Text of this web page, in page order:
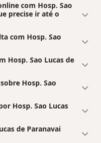
com Hosp. Sao
precise ir até o
com Hosp. Sao
Hosp. Sao Lucas de
Hosp. Sao
Hosp. Sao Lucas
de Paranavai